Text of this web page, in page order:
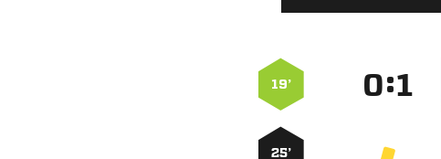
19’ :
25’